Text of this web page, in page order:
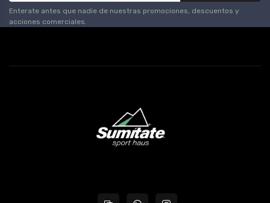
Enterate antes que nadie de nuestras promociones, descuentos y
acciones comerciales.